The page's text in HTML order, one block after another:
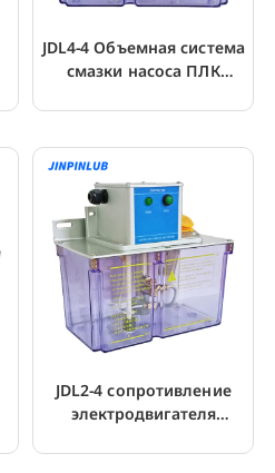
JDL4-4 Объемная система
смазки насоса ПЛК
JDL2-4 сопротивление
электродвигателя
шестеренчатый насос